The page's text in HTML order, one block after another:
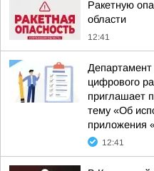
Ракетную
области
12:41
цифрового
приглашает
тему «Об
приложения
12:41